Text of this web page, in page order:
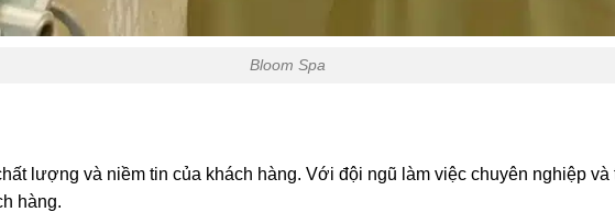
Bloom Spa
lượng và niềm tin của khách hàng. Với đội ngũ làm việc chuyên nghiệp và
hàng.